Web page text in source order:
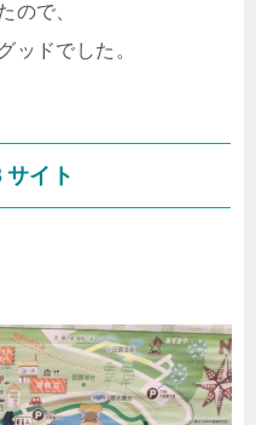
ので、
ッドでした。
イト